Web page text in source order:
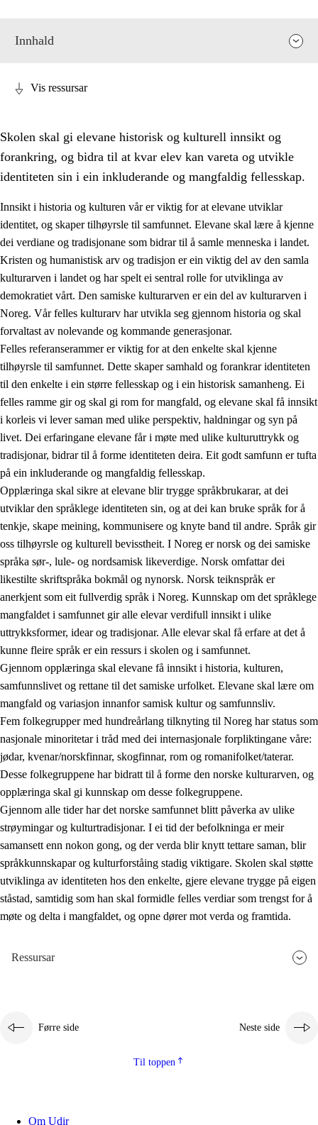
Innhald
1. Verdigrunnlaget i opplæringa
1.1 Menneskeverdet
1.2 Identitet og kulturelt mangfald
1.3 Kritisk tenking og etisk bevisstheit
1.4 Skaparglede, engasjement og utforskartrong
1.5 Respekt for naturen og miljøbevisstheit
1.6 Demokrati og medverknad
Vis ressursar
Skolen skal gi elevane historisk og kulturell innsikt og
forankring, og bidra til at kvar elev kan vareta og utvikle
identiteten sin i ein inkluderande og mangfaldig fellesskap.
Innsikt i historia og kulturen vår er viktig for at elevane utviklar
identitet, og skaper tilhøyrsle til samfunnet. Elevane skal lære å kjenne
dei verdiane og tradisjonane som bidrar til å samle menneska i landet.
Kristen og humanistisk arv og tradisjon er ein viktig del av den samla
kulturarven i landet og har spelt ei sentral rolle for utviklinga av
demokratiet vårt. Den samiske kulturarven er ein del av kulturarven i
Noreg. Vår felles kulturarv har utvikla seg gjennom historia og skal
forvaltast av nolevande og kommande generasjonar.
Felles referanserammer er viktig for at den enkelte skal kjenne
tilhøyrsle til samfunnet. Dette skaper samhald og forankrar identiteten
til den enkelte i ein større fellesskap og i ein historisk samanheng. Ei
felles ramme gir og skal gi rom for mangfald, og elevane skal få innsikt
i korleis vi lever saman med ulike perspektiv, haldningar og syn på
livet. Dei erfaringane elevane får i møte med ulike kulturuttrykk og
tradisjonar, bidrar til å forme identiteten deira. Eit godt samfunn er tufta
på ein inkluderande og mangfaldig fellesskap.
Opplæringa skal sikre at elevane blir trygge språkbrukarar, at dei
utviklar den språklege identiteten sin, og at dei kan bruke språk for å
tenkje, skape meining, kommunisere og knyte band til andre. Språk gir
oss tilhøyrsle og kulturell bevisstheit. I Noreg er norsk og dei samiske
språka sør-, lule- og nordsamisk likeverdige. Norsk omfattar dei
likestilte skriftspråka bokmål og nynorsk. Norsk teiknspråk er
anerkjent som eit fullverdig språk i Noreg. Kunnskap om det språklege
mangfaldet i samfunnet gir alle elevar verdifull innsikt i ulike
uttrykksformer, idear og tradisjonar. Alle elevar skal få erfare at det å
kunne fleire språk er ein ressurs i skolen og i samfunnet.
Gjennom opplæringa skal elevane få innsikt i historia, kulturen,
samfunnslivet og rettane til det samiske urfolket. Elevane skal lære om
mangfald og variasjon innanfor samisk kultur og samfunnsliv.
Fem folkegrupper med hundreårlang tilknyting til Noreg har status som
nasjonale minoritetar i tråd med dei internasjonale forpliktingane våre:
jødar, kvenar/norskfinnar, skogfinnar, rom og romanifolket/taterar.
Desse folkegruppene har bidratt til å forme den norske kulturarven, og
opplæringa skal gi kunnskap om desse folkegruppene.
Gjennom alle tider har det norske samfunnet blitt påverka av ulike
strøymingar og kulturtradisjonar. I ei tid der befolkninga er meir
samansett enn nokon gong, og der verda blir knytt tettare saman, blir
språkkunnskapar og kulturforståing stadig viktigare. Skolen skal støtte
utviklinga av identiteten hos den enkelte, gjere elevane trygge på eigen
ståstad, samtidig som han skal formidle felles verdiar som trengst for å
møte og delta i mangfaldet, og opne dører mot verda og framtida.
Ressursar
Førre side Neste side
Til toppen
Om Udir